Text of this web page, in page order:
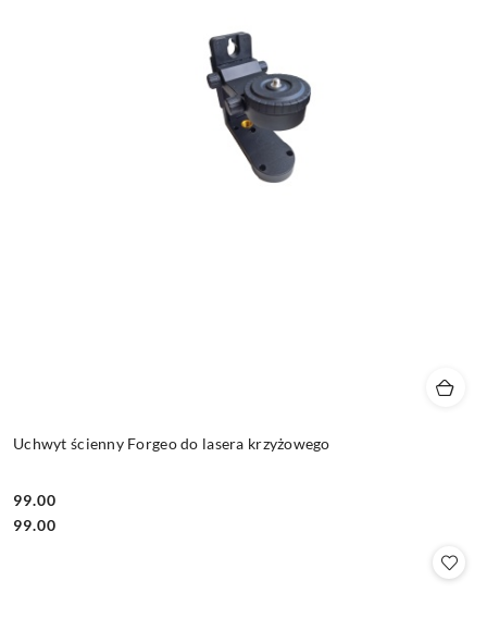
Uchwyt ścienny Forgeo do lasera krzyżowego
Cena:
99.00
Cena:
99.00